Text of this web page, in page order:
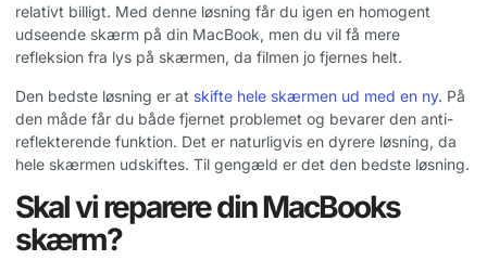
relativt billigt. Med denne løsning får du igen en homogent
udseende skærm på din MacBook, men du vil få mere
refleksion fra lys på skærmen, da filmen jo fjernes helt.
Den bedste løsning er at skifte hele skærmen ud med en ny. På
den måde får du både fjernet problemet og bevarer den anti-
reflekterende funktion. Det er naturligvis en dyrere løsning, da
hele skærmen udskiftes. Til gengæld er det den bedste løsning.
Skal vi reparere din MacBooks
skærm?